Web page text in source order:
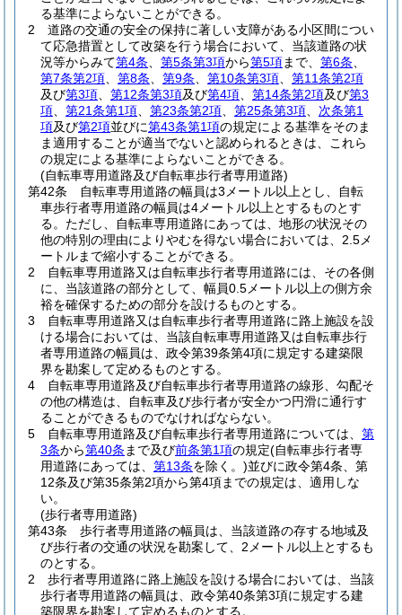
る基準によらないことができる。
2
道路の交通の安全の保持に著しい支障がある小区間につい
て応急措置として改築を行う場合において、当該道路の状
況等からみて第4条 第5条第3項から第5項まで、 第6条
第7条第2項
第8条 第9条 第10条第3項
第11条第2項
及び第3項 第12条第3項及び第4項 第14条第2項及び第3
項
第21条第1項 第23条第2項 第25条第3項
次条第1
項及び第2項並びに第43条第1項の規定による基準をそのま
ま適用することが適当でないと認められるときは、これら
の規定による基準によらないことができる。
(自転車専用道路及び自転車歩行者専用道路)
第42条
自転車専用道路の幅員は3メートル以上とし、自転
車歩行者専用道路の幅員は4メートル以上とするものとす
る。 ただし、自転車専用道路にあっては、地形の状況その
他の特別の理由によりやむを得ない場合においては、2.5メ
ートルまで縮小することができる。
2
自転車専用道路又は自転車歩行者専用道路には、その各側
に、当該道路の部分として、幅員0.5メートル以上の側方余
裕を確保するための部分を設けるものとする。
3
自転車専用道路又は自転車歩行者専用道路に路上施設を設
ける場合においては、当該自転車専用道路又は自転車歩行
者専用道路の幅員は、政令第39条第4項に規定する建築限
界を勘案して定めるものとする。
4
自転車専用道路及び自転車歩行者専用道路の線形、勾配そ
の他の構造は、自転車及び歩行者が安全かつ円滑に通行す
ることができるものでなければならない。
5
自転車専用道路及び自転車歩行者専用道路については、 第
3条から第40条 まで及び前条第1項の規定(自転車歩行者専
用道路にあっては、 第13条を除く。)並びに政令第4条、第
12条及び第35条第2項から第4項までの規定は、適用しな
い。
(歩行者専用道路)
第43条
歩行者専用道路の幅員は、当該道路の存する地域及
び歩行者の交通の状況を勘案して、2メートル以上とするも
のとする。
2
歩行者専用道路に路上施設を設ける場合においては、当該
歩行者専用道路の幅員は、政令第40条第3項に規定する建
築限界を勘案して定めるものとする。